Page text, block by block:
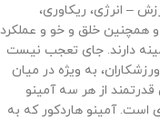
– انرژی، ریکاوری،
همچنین خلق و خو و عملکرد
دارند. جای تعجب نیست
به ویژه در میان
قدرتمند از هر سه آمینو
است. آمینو هاردکور که به